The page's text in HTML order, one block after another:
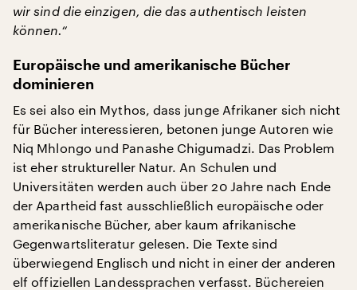
wir sind die einzigen, die das authentisch leisten
können.“
Europäische und amerikanische Bücher
dominieren
Es sei also ein Mythos, dass junge Afrikaner sich nicht
für Bücher interessieren, betonen junge Autoren wie
Niq Mhlongo und Panashe Chigumadzi. Das Problem
ist eher struktureller Natur. An Schulen und
Universitäten werden auch über 20 Jahre nach Ende
der Apartheid fast ausschließlich europäische oder
amerikanische Bücher, aber kaum afrikanische
Gegenwartsliteratur gelesen. Die Texte sind
überwiegend Englisch und nicht in einer der anderen
elf offiziellen Landessprachen verfasst. Büchereien